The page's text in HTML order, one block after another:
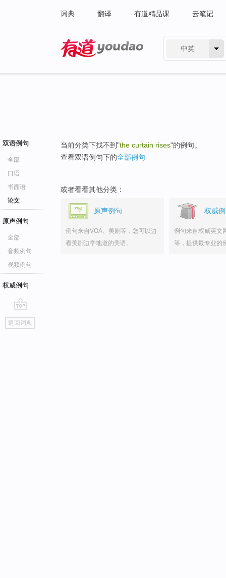
词典 翻译 有道精品课 云笔记
中英
双语例句
全部
口语
书面语
论文
原声例句
全部
音频例句
视频例句
权威例句
go
top
返回词典
当前分类下找不到"the curtain rises"的例句。
查看双语例句下的全部例句
或者看看其他分类：
原声例句
例句来自VOA、美剧等，您可以边
看美剧边学地道的美语。
权威
例句来自权威英文
等，提供最专业的